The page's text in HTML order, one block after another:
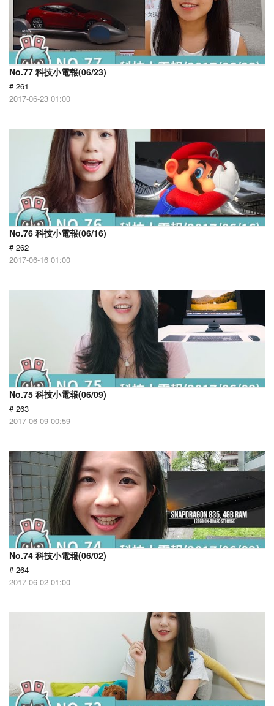
No.77 科技小電報(06/23)
# 261
2017-06-23 01:00
No.76 科技小電報(06/16)
# 262
2017-06-16 01:00
No.75 科技小電報(06/09)
# 263
2017-06-09 00:59
No.74 科技小電報(06/02)
# 264
2017-06-02 01:00